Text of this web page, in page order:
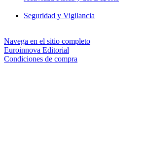
Seguridad y Vigilancia
Navega en el sitio completo
Euroinnova Editorial
Condiciones de compra